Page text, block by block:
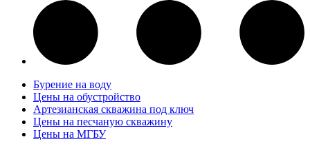
Бурение на воду
Цены на обустройство
Артезианская скважина под ключ
Цены на песчаную скважину
Цены на МГБУ